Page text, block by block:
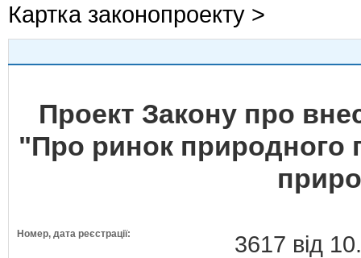
Картка законопроекту >
Проект Закону про
"Про ринок природного
Номер, дата реєстрації: 3617 від